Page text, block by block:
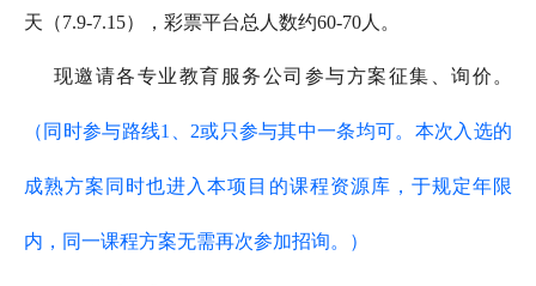
天（7.9-7.15），彩票平台总人数约60-70人。
现邀请各专业教育服务公司参与方案征集、询价。
（同时参与路线1、2或只参与其中一条均可。本次入选的
成熟方案同时也进入本项目的课程资源库，于规定年限
内，同一课程方案无需再次参加招询。）